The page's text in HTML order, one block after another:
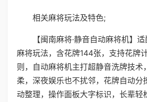
相关麻将玩法及特色;
【闽南麻将·静音自动麻将机】
麻将玩法，含花牌144张，支持花牌
则，自动麻将机主打超静音洗牌技术
柔，深夜娱乐也不扰邻，花牌自动分
动整理，操作面板大字标识，长辈轻